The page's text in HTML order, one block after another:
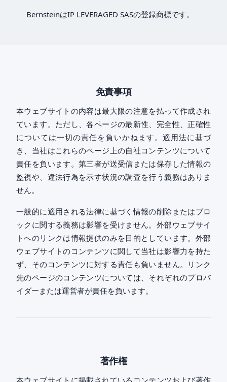
BernsteinはIP LEVERAGED SASの登録商標です。
免責事項
本ウェブサイトの内容は最大限の注意を払って作成され
ています。ただし、各ページの最新性、完全性、正確性
については一切の責任を負いかねます。適用法に基づ
き、当社はこれらのページ上の自社コンテンツについて
責任を負います。第三者が送受信または保存した情報の
監視や、違法行為を示す状況の調査を行う義務はありま
せん。
一般的に適用される法律に基づく情報の削除またはブロ
ックに関する義務は影響を受けません。外部ウェブサイ
トへのリンクは情報提供のみを目的としています。外部
ウェブサイトのコンテンツに関して当社は影響力を持た
ず、そのコンテンツに対する責任も負いません。リンク
先のページのコンテンツについては、それぞれのプロバ
イダーまたは運営者が責任を負います。
著作権
本ウェブサイトに掲載されているコンテンツおよび著作